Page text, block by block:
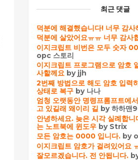
최근 댓글
덕분에 해결했습니다! 너무 감사
덕분에 살았어요ㅠㅠ 너무 감사
이지크립트 비번은 모두 숫자
opc 스토리
이지크립트 프로그램으로 암호
사할께요 by jjh
2번째 방법으로 해도 암호 입력
상태로 복구 by 나나
엄청 오랫동안 명령프롬프트에
고 있길래 왜이리 길 by 하하맨
안녕하세요. 늦은 시각 실례합니
는 노트북에 윈도우 by Strix
모든 암호는 0000 입니다. by
이지크립트 암호가 걸려있어요
잘모르겠습니다. 전 안됩니다.